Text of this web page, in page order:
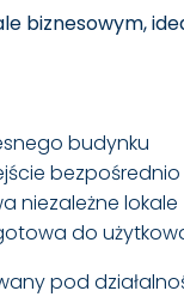
biznesowym,
budynku
bezpośrednio
niezależne lokale
do
pod